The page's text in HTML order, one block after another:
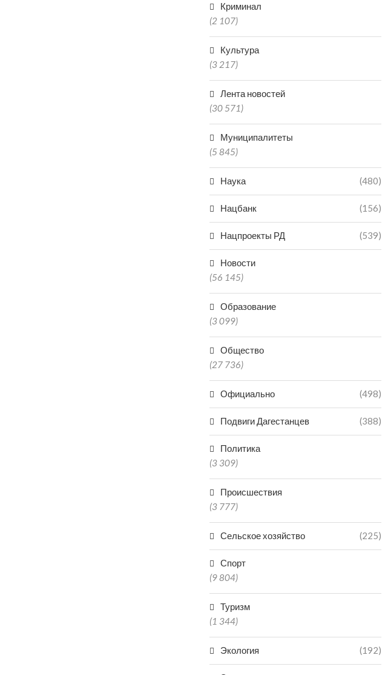
Криминал
(2 107)
Культура
(3 217)
Лента новостей
(30 571)
Муниципалитеты
(5 845)
Наука (480)
Нацбанк (156)
Нацпроекты РД (539)
Новости
(56 145)
Образование
(3 099)
Общество
(27 736)
Официально (498)
Подвиги Дагестанцев (388)
Политика
(3 309)
Происшествия
(3 777)
Сельское хозяйство (225)
Спорт
(9 804)
Туризм
(1 344)
Экология (192)